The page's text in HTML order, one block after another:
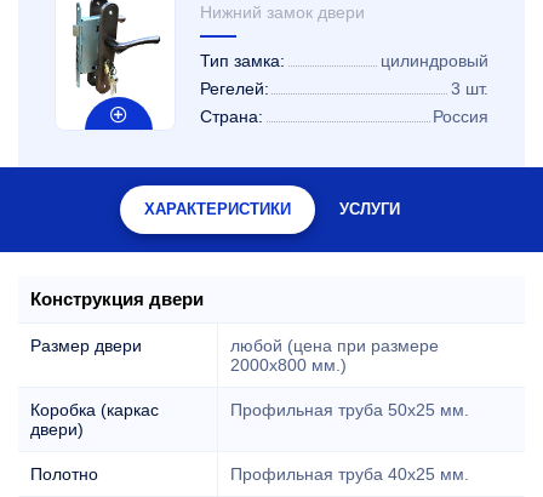
Нижний замок двери
Тип замка:
цилиндровый
Регелей:
3 шт.
Страна:
Россия
ХАРАКТЕРИСТИКИ УСЛУГИ
Конструкция двери
Размер двери
любой (цена при размере
2000x800 мм.)
Коробка (каркас
двери)
Профильная труба 50х25 мм.
Полотно Профильная труба 40х25 мм.